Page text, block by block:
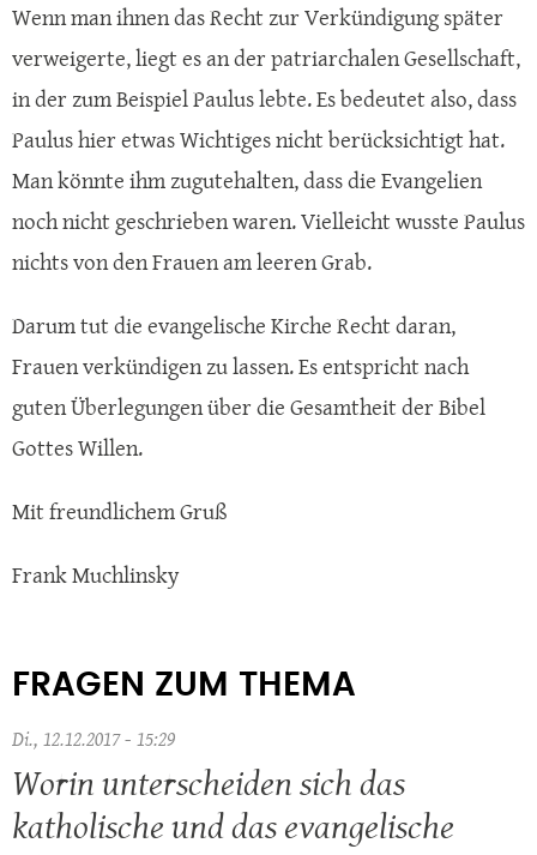
Wenn man ihnen das Recht zur Verkündigung später
verweigerte, liegt es an der patriarchalen Gesellschaft,
in der zum Beispiel Paulus lebte. Es bedeutet also, dass
Paulus hier etwas Wichtiges nicht berücksichtigt hat.
Man könnte ihm zugutehalten, dass die Evangelien
noch nicht geschrieben waren. Vielleicht wusste Paulus
nichts von den Frauen am leeren Grab.
Darum tut die evangelische Kirche Recht daran,
Frauen verkündigen zu lassen. Es entspricht nach
guten Überlegungen über die Gesamtheit der Bibel
Gottes Willen.
Mit freundlichem Gruß
Frank Muchlinsky
FRAGEN ZUM THEMA
Di., 12.12.2017 - 15:29
Worin unterscheiden sich das
katholische und das evangelische